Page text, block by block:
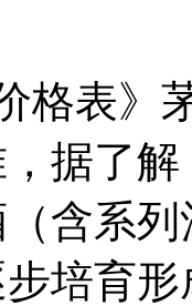
格表》
，据了
含系
培育